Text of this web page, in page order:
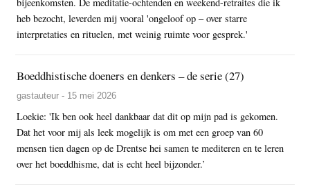
heb bezocht, leverden mij vooral 'ongeloof op – over starre
interpretaties en rituelen, met weinig ruimte voor gesprek.'
Boeddhistische doeners en denkers – de serie (27)
gastauteur - 15 mei 2026
Loekie: 'Ik ben ook heel dankbaar dat dit op mijn pad is gekomen.
Dat het voor mij als leek mogelijk is om met een groep van 60
mensen tien dagen op de Drentse hei samen te mediteren en te leren
over het boeddhisme, dat is echt heel bijzonder.’